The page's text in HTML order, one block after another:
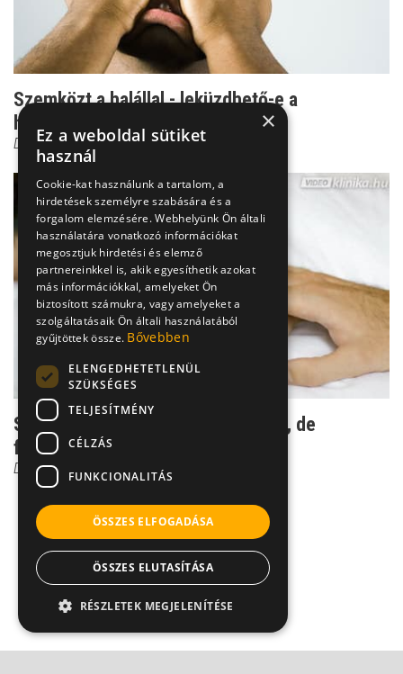
Szemközt a halállal - leküzdhető-e a
halálfélelem?
Dr. Ormay István
Szeretetfüggőség - nem betegség, de
foglalkozni kell vele
Dr. Ormay István
×
Ez a weboldal sütiket
használ
Cookie-kat használunk a tartalom, a
hirdetések személyre szabására és a
forgalom elemzésére. Webhelyünk Ön általi
használatára vonatkozó információkat
megosztjuk hirdetési és elemző
partnereinkkel is, akik egyesíthetik azokat
más információkkal, amelyeket Ön
biztosított számukra, vagy amelyeket a
szolgáltatásaik Ön általi használatából
gyűjtöttek össze. Bővebben
ELENGEDHETETLENÜL
SZÜKSÉGES
TELJESÍTMÉNY
CÉLZÁS
FUNKCIONALITÁS
ÖSSZES ELFOGADÁSA
ÖSSZES ELUTASÍTÁSA
RÉSZLETEK MEGJELENÍTÉSE